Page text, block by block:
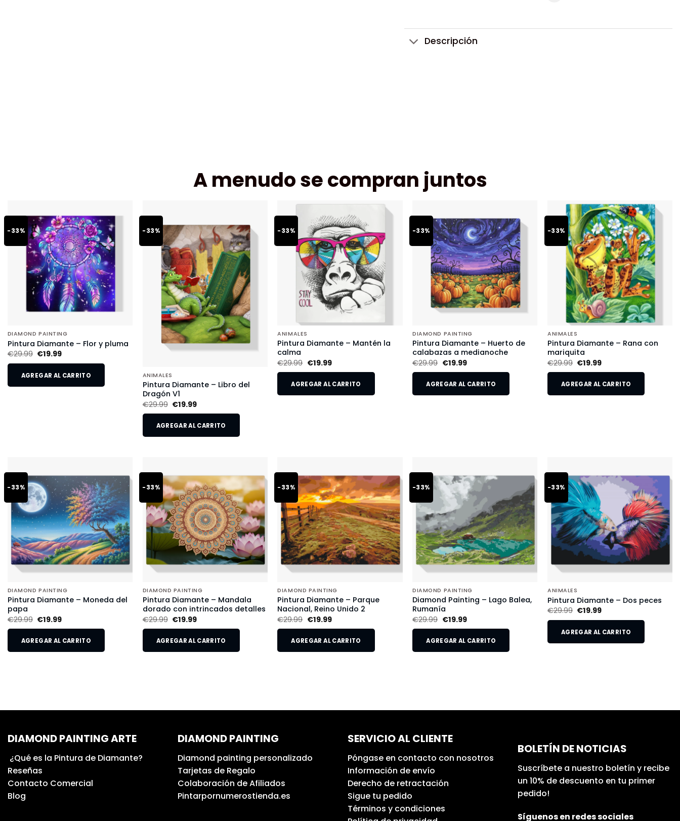
Descripción
A menudo se compran juntos
-33%
DIAMOND PAINTING
Pintura Diamante – Flor y pluma
€29.99 €19.99
AGREGAR AL CARRITO
-33%
ANIMALES
Pintura Diamante – Libro del
Dragón V1
€29.99 €19.99
AGREGAR AL CARRITO
-33%
ANIMALES
Pintura Diamante – Mantén la
calma
€29.99 €19.99
AGREGAR AL CARRITO
-33%
DIAMOND PAINTING
Pintura Diamante – Huerto de
calabazas a medianoche
€29.99 €19.99
AGREGAR AL CARRITO
-33%
ANIMALES
Pintura Diamante – Rana con
mariquita
€29.99 €19.99
AGREGAR AL CARRITO
-33%
DIAMOND PAINTING
Pintura Diamante – Moneda del
papa
€29.99 €19.99
AGREGAR AL CARRITO
-33%
DIAMOND PAINTING
Pintura Diamante – Mandala
dorado con intrincados detalles
€29.99 €19.99
AGREGAR AL CARRITO
-33%
DIAMOND PAINTING
Pintura Diamante – Parque
Nacional, Reino Unido 2
€29.99 €19.99
AGREGAR AL CARRITO
-33%
DIAMOND PAINTING
Diamond Painting – Lago Balea,
Rumanía
€29.99 €19.99
AGREGAR AL CARRITO
-33%
ANIMALES
Pintura Diamante – Dos peces
€29.99 €19.99
AGREGAR AL CARRITO
DIAMOND PAINTING ARTE
¿Qué es la Pintura de Diamante?
Reseñas
Contacto Comercial
Blog
DIAMOND PAINTING
Diamond painting personalizado
Tarjetas de Regalo
Colaboración de Afiliados
Pintarpornumerostienda.es
SERVICIO AL CLIENTE
Póngase en contacto con nosotros
Información de envío
Derecho de retractación
Sigue tu pedido
Términos y condiciones
BOLETÍN DE NOTICIAS
Suscríbete a nuestro boletín y recibe
un 10% de descuento en tu primer
pedido!
Síguenos en redes sociales